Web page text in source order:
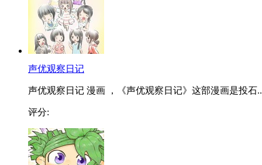
声优观察日记
声优观察日记 漫画 ，《声优观察日记》这部漫画是投石
评分: